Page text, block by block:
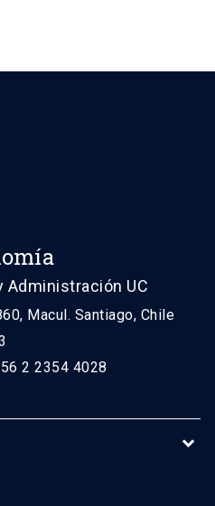
Administración UC
Macul. Santiago, Chile
2 2354 4028